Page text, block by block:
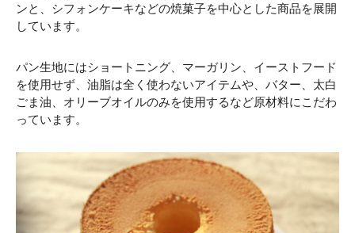
ンと、シフォンケーキなどの焼菓子を中心とした商品を展開
しています。
パン生地にはショートニング、マーガリン、イーストフード
を使用せず、油脂は全く使わないアイテムや、バター、太白
ごま油、オリーブオイルのみを使用するなど原材料にこだわ
っています。